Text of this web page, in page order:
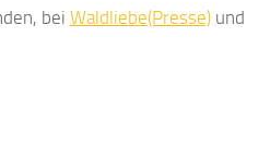
bei Waldliebe(Presse) und